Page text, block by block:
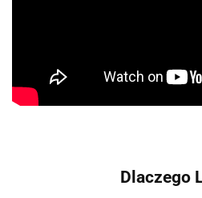
Dlaczego